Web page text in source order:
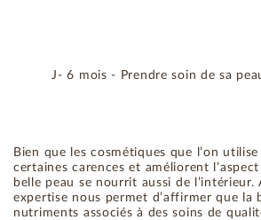
J- 6 mois - Prendre soin de sa
Bien que les cosmétiques que l’on
certaines carences et améliorent
belle peau se nourrit aussi de l’intérieur.
expertise nous permet d’affirmer que la
nutriments associés à des soins de